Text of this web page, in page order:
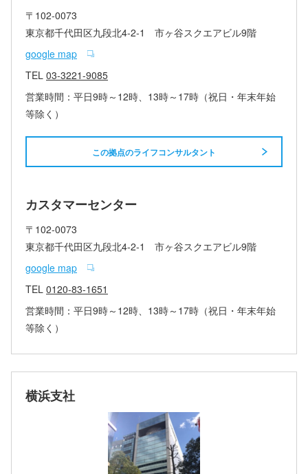
〒102-0073
東京都千代田区九段北4-2-1 市ヶ谷スクエアビル9階
google map
TEL 03-3221-9085
営業時間：平日9時～12時、13時～17時（祝日・年末年始
等除く）
この拠点のライフコンサルタント
カスタマーセンター
〒102-0073
東京都千代田区九段北4-2-1 市ヶ谷スクエアビル9階
google map
TEL 0120-83-1651
営業時間：平日9時～12時、13時～17時（祝日・年末年始
等除く）
横浜支社